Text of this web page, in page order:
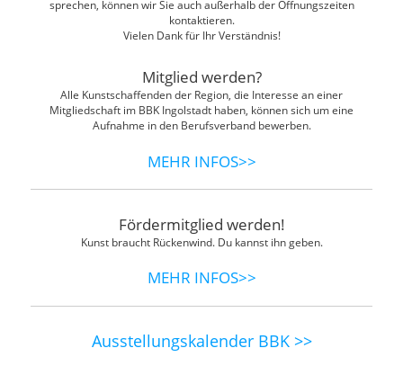
sprechen, können wir Sie auch außerhalb der Öffnungszeiten
kontaktieren.
Vielen Dank für Ihr Verständnis!
Mitglied werden?
Alle Kunstschaffenden der Region, die Interesse an einer
Mitgliedschaft im BBK Ingolstadt haben, können sich um eine
Aufnahme in den Berufsverband bewerben.
MEHR INFOS>>
Fördermitglied werden!
Kunst braucht Rückenwind. Du kannst ihn geben.
MEHR INFOS>>
Ausstellungskalender BBK >>